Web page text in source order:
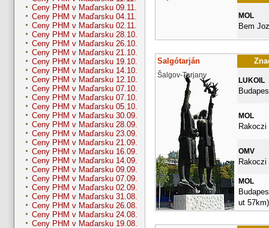
Ceny PHM v Maďarsku 09.11.
Ceny PHM v Maďarsku 04.11.
Ceny PHM v Maďarsku 02.11.
Ceny PHM v Maďarsku 28.10.
Ceny PHM v Maďarsku 26.10.
Ceny PHM v Maďarsku 21.10.
Ceny PHM v Maďarsku 19.10.
Ceny PHM v Maďarsku 14.10.
Ceny PHM v Maďarsku 12.10.
Ceny PHM v Maďarsku 07.10.
Ceny PHM v Maďarsku 07.10.
Ceny PHM v Maďarsku 05.10.
Ceny PHM v Maďarsku 30.09.
Ceny PHM v Maďarsku 28.09.
Ceny PHM v Maďarsku 23.09.
Ceny PHM v Maďarsku 21.09.
Ceny PHM v Maďarsku 16.09.
Ceny PHM v Maďarsku 14.09.
Ceny PHM v Maďarsku 09.09.
Ceny PHM v Maďarsku 07.09.
Ceny PHM v Maďarsku 02.09.
Ceny PHM v Maďarsku 31.08.
Ceny PHM v Maďarsku 26.08.
Ceny PHM v Maďarsku 24.08.
Ceny PHM v Maďarsku 19.08.
MOL
Bem
Salgótarján
Šalgov-Tarjany
LUKOIL
MOL
Rakoczi
OMV
Rakoczi
MOL
ut 57km)